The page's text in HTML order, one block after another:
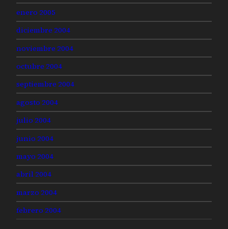
enero 2005
diciembre 2004
noviembre 2004
octubre 2004
septiembre 2004
agosto 2004
julio 2004
junio 2004
mayo 2004
abril 2004
marzo 2004
febrero 2004